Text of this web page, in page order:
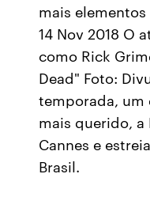
mais
14 Nov 2018 O
como Rick
Dead" Foto:
temporada, um
mais querido, a
Cannes e
Brasil.